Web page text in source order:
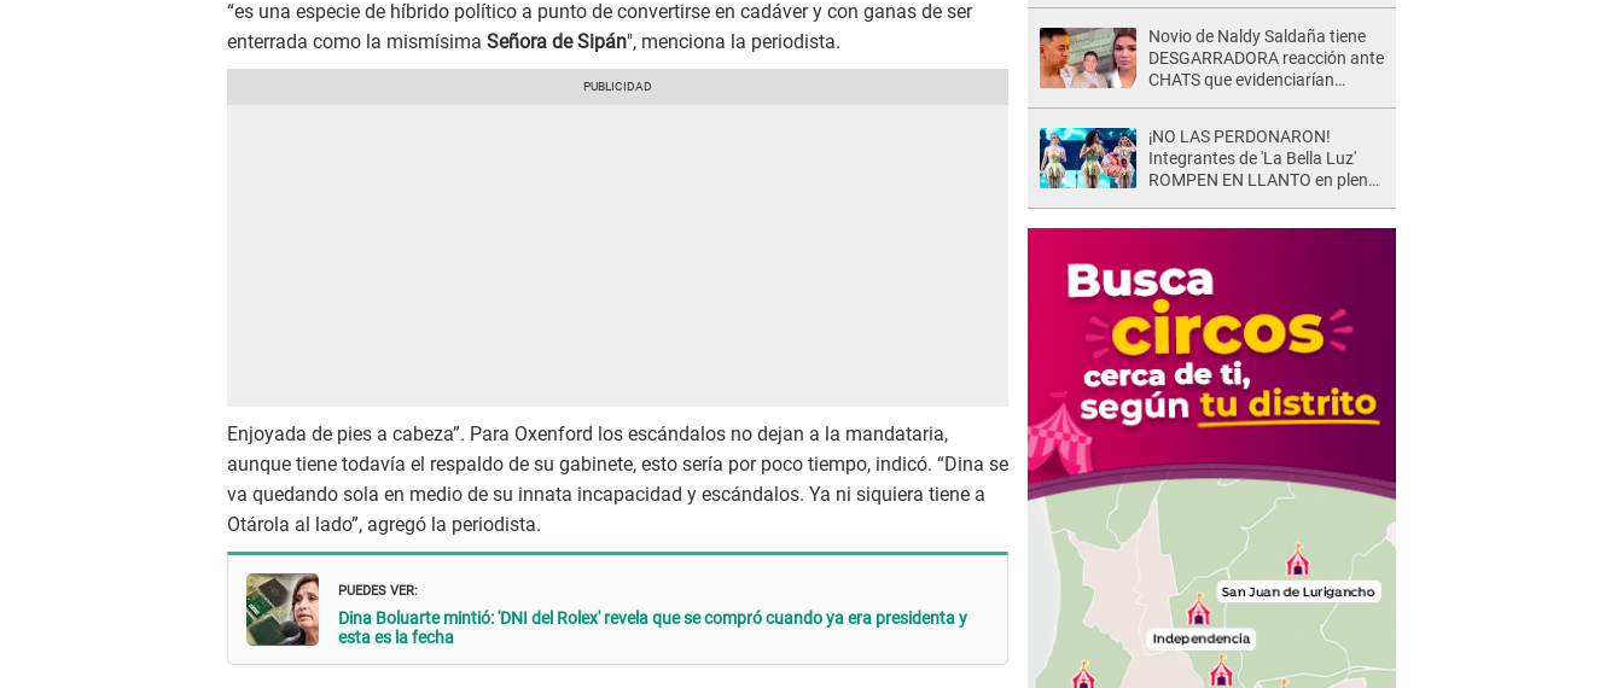
“es una especie de híbrido político a punto de convertirse en cadáver y con ganas de ser
enterrada como la mismísima Señora de Sipán", menciona la periodista.
Enjoyada de pies a cabeza”. Para Oxenford los escándalos no dejan a la mandataria,
aunque tiene todavía el respaldo de su gabinete, esto sería por poco tiempo, indicó. “Dina se
va quedando sola en medio de su innata incapacidad y escándalos. Ya ni siquiera tiene a
Otárola al lado”, agregó la periodista.
PUEDES VER:
Dina Boluarte mintió: 'DNI del Rolex' revela que se compró cuando ya era presidenta y
esta es la fecha
Novio de Naldy Saldaña tiene
DESGARRADORA reacción ante
CHATS que evidenciarían
¡NO LAS PERDONARON!
Integrantes de 'La Bella Luz'
ROMPEN EN LLANTO en pleno